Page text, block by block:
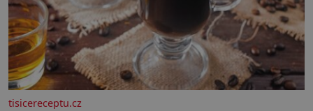
tisicereceptu.cz